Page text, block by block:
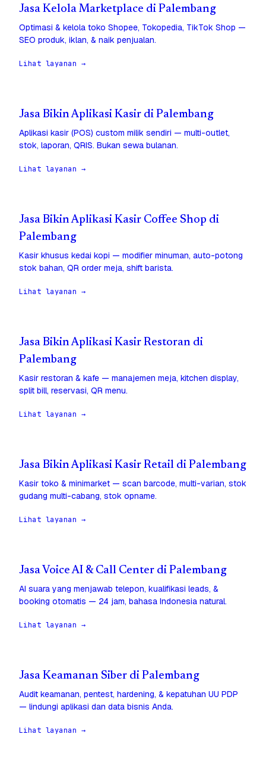
Jasa Kelola Marketplace di Palembang
Optimasi & kelola toko Shopee, Tokopedia, TikTok Shop —
SEO produk, iklan, & naik penjualan.
Lihat layanan →
Jasa Bikin Aplikasi Kasir di Palembang
Aplikasi kasir (POS) custom milik sendiri — multi-outlet,
stok, laporan, QRIS. Bukan sewa bulanan.
Lihat layanan →
Jasa Bikin Aplikasi Kasir Coffee Shop di
Palembang
Kasir khusus kedai kopi — modifier minuman, auto-potong
stok bahan, QR order meja, shift barista.
Lihat layanan →
Jasa Bikin Aplikasi Kasir Restoran di
Palembang
Kasir restoran & kafe — manajemen meja, kitchen display,
split bill, reservasi, QR menu.
Lihat layanan →
Jasa Bikin Aplikasi Kasir Retail di Palembang
Kasir toko & minimarket — scan barcode, multi-varian, stok
gudang multi-cabang, stok opname.
Lihat layanan →
Jasa Voice AI & Call Center di Palembang
AI suara yang menjawab telepon, kualifikasi leads, &
booking otomatis — 24 jam, bahasa Indonesia natural.
Lihat layanan →
Jasa Keamanan Siber di Palembang
Audit keamanan, pentest, hardening, & kepatuhan UU PDP
— lindungi aplikasi dan data bisnis Anda.
Lihat layanan →